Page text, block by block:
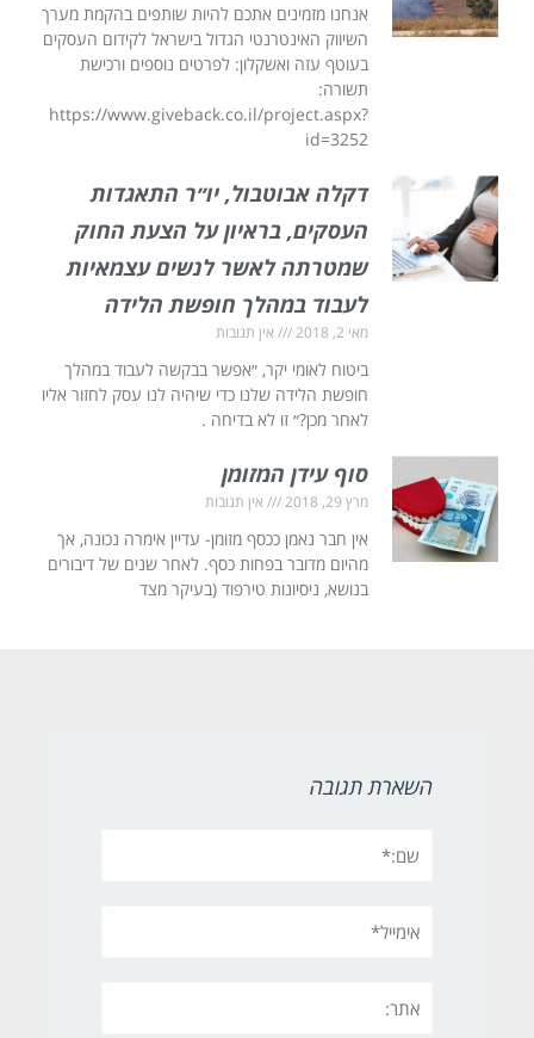
אנחנו מזמינים אתכם להיות שותפים בהקמת מערך
השיווק האינטרנטי הגדול בישראל לקידום העסקים
בעוטף עזה ואשקלון: לפרטים נוספים ורכישת
תשורה:
https://www.giveback.co.il/project.aspx?
id=3252
דקלה אבוטבול, יו״ר התאגדות
העסקים, בראיון על הצעת החוק
שמטרתה לאשר לנשים עצמאיות
לעבוד במהלך חופשת הלידה
מאי 2, 2018 אין תגובות
ביטוח לאומי יקר, ״אפשר בבקשה לעבוד במהלך
חופשת הלידה שלנו כדי שיהיה לנו עסק לחזור אליו
לאחר מכן?״ זו לא בדיחה .
סוף עידן המזומן
מרץ 29, 2018 אין תגובות
אין חבר נאמן ככסף מזומן- עדיין אימרה נכונה, אך
מהיום מדובר בפחות כסף. לאחר שנים של דיבורים
בנושא, ניסיונות טירפוד (בעיקר מצד
השארת תגובה